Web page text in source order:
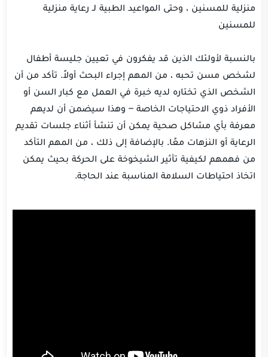
منزلية للمسنين ، وحتى المواعيد الطبية لـ رعاية منزلية
للمسنين
بالنسبة لأولئك الذين قد يفكرون في تعيين جليسة أطفال
لشخص مسن تحبه ، من المهم إجراء البحث أولاً. تأكد من أن
الشخص الذي تختاره لديه خبرة في العمل مع كبار السن أو
الأفراد ذوي الاحتياجات الخاصة – وهذا سيضمن أن لديهم
معرفة بأي مشاكل صحية يمكن أن تنشأ أثناء جلسات تقديم
الرعاية أو النزهات معًا. بالإضافة إلى ذلك ، من المهم التأكد
من فهمهم لكيفية تأثير الشيخوخة على الحركة بحيث يمكن
اتخاذ احتياطات السلامة المناسبة عند الحاجة.